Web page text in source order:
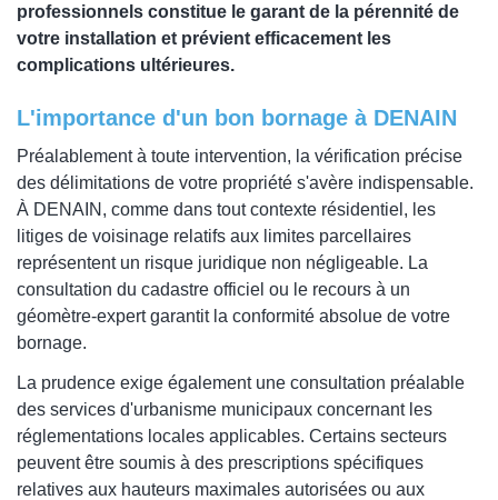
professionnels constitue le garant de la pérennité de
votre installation et prévient efficacement les
complications ultérieures.
L'importance d'un bon bornage à DENAIN
Préalablement à toute intervention, la vérification précise
des délimitations de votre propriété s'avère indispensable.
À DENAIN, comme dans tout contexte résidentiel, les
litiges de voisinage relatifs aux limites parcellaires
représentent un risque juridique non négligeable. La
consultation du cadastre officiel ou le recours à un
géomètre-expert garantit la conformité absolue de votre
bornage.
La prudence exige également une consultation préalable
des services d'urbanisme municipaux concernant les
réglementations locales applicables. Certains secteurs
peuvent être soumis à des prescriptions spécifiques
relatives aux hauteurs maximales autorisées ou aux